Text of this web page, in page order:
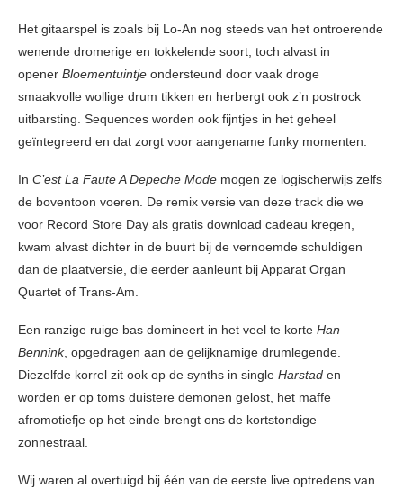
Het gitaarspel is zoals bij Lo-An nog steeds van het ontroerende
wenende dromerige en tokkelende soort, toch alvast in
opener Bloementuintje ondersteund door vaak droge
smaakvolle wollige drum tikken en herbergt ook z’n postrock
uitbarsting. Sequences worden ook fijntjes in het geheel
geïntegreerd en dat zorgt voor aangename funky momenten.
In C’est La Faute A Depeche Mode mogen ze logischerwijs zelfs
de boventoon voeren. De remix versie van deze track die we
voor Record Store Day als gratis download cadeau kregen,
kwam alvast dichter in de buurt bij de vernoemde schuldigen
dan de plaatversie, die eerder aanleunt bij Apparat Organ
Quartet of Trans-Am.
Een ranzige ruige bas domineert in het veel te korte Han
Bennink, opgedragen aan de gelijknamige drumlegende.
Diezelfde korrel zit ook op de synths in single Harstad en
worden er op toms duistere demonen gelost, het maffe
afromotiefje op het einde brengt ons de kortstondige
zonnestraal.
Wij waren al overtuigd bij één van de eerste live optredens van